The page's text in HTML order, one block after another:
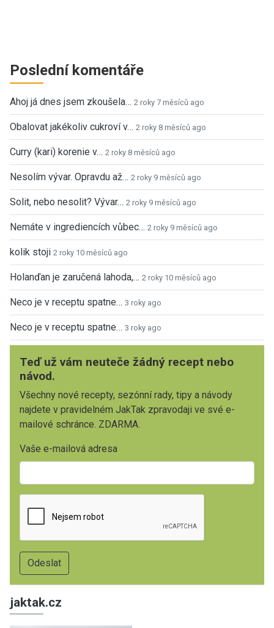
Poslední komentáře
Ahoj já dnes jsem zkoušela… 2 roky 7 měsíců ago
Obalovat jakékoliv cukroví v… 2 roky 8 měsíců ago
Curry (kari) korenie v… 2 roky 8 měsíců ago
Nesolím vývar. Opravdu až… 2 roky 9 měsíců ago
Solit, nebo nesolit? Vývar… 2 roky 9 měsíců ago
Nemáte v ingrediencích vůbec… 2 roky 9 měsíců ago
kolik stoji 2 roky 10 měsíců ago
Holanďan je zaručená lahoda,… 2 roky 10 měsíců ago
Neco je v receptu spatne… 3 roky ago
Neco je v receptu spatne… 3 roky ago
Teď už vám neuteče žádný recept nebo
návod.
Všechny nové recepty, sezónní rady, tipy a návody
najdete v pravidelném JakTak zpravodaji ve své e-
mailové schránce. ZDARMA.
Vaše e-mailová adresa
jaktak.cz